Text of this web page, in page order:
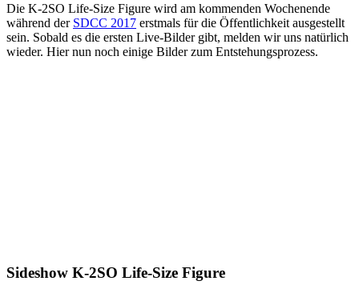
Die K-2SO Life-Size Figure wird am kommenden Wochenende
während der SDCC 2017 erstmals für die Öffentlichkeit ausgestellt
sein. Sobald es die ersten Live-Bilder gibt, melden wir uns natürlich
wieder. Hier nun noch einige Bilder zum Entstehungsprozess.
Sideshow K-2SO Life-Size Figure